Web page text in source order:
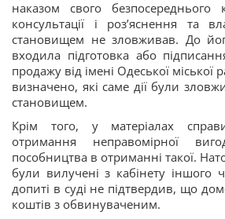
наказом свого безпосереднього
консультації і роз’яснення та
становищем не зловживав. До
входила підготовка або
продажу від імені Одеської
визначено, які саме дії були
становищем.
Крім того, у матеріалах
отримання неправомірної
пособництва в отриманні такої.
були вилучені з кабінету іншого
допиті в суді не підтвердив, що
коштів з обвинуваченим.